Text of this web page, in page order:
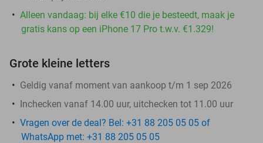
Alleen vandaag: bij elke €10 die je besteedt, maak je
gratis kans op een iPhone 17 Pro t.w.v. €1.329!
Grote kleine letters
Geldig vanaf moment van aankoop t/m 1 sep 2026
Inchecken vanaf 14.00 uur, uitchecken tot 11.00 uur
Vragen over de deal? Bel: +31 88 205 05 05 of
WhatsApp met: +31 88 205 05 05